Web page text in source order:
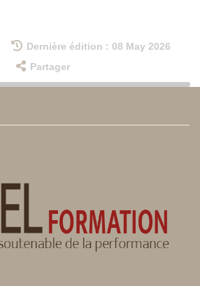
Dernière édition : 08 May 2026
Partager